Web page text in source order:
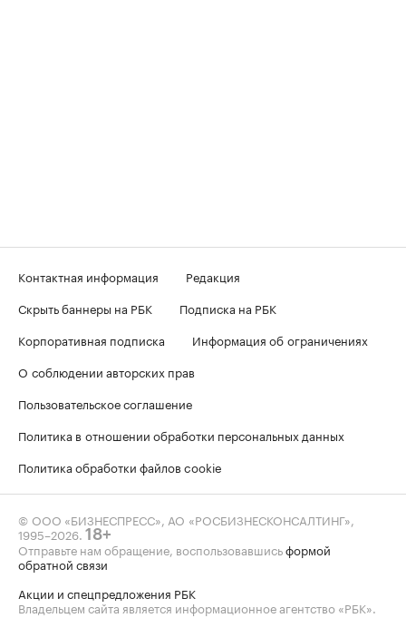
Контактная информация
Редакция
Скрыть баннеры на РБК
Подписка на РБК
Корпоративная подписка
Информация об ограничениях
О соблюдении авторских прав
Пользовательское соглашение
Политика в отношении обработки персональных данных
Политика обработки файлов cookie
© ООО «БИЗНЕСПРЕСС», АО «РОСБИЗНЕСКОНСАЛТИНГ»,
1995–2026 18+
Отправьте нам обращение, воспользовавшисьформой
обратной связи
Акции и спецпредложения РБК
Владельцем сайта является информационное агентство «РБК».